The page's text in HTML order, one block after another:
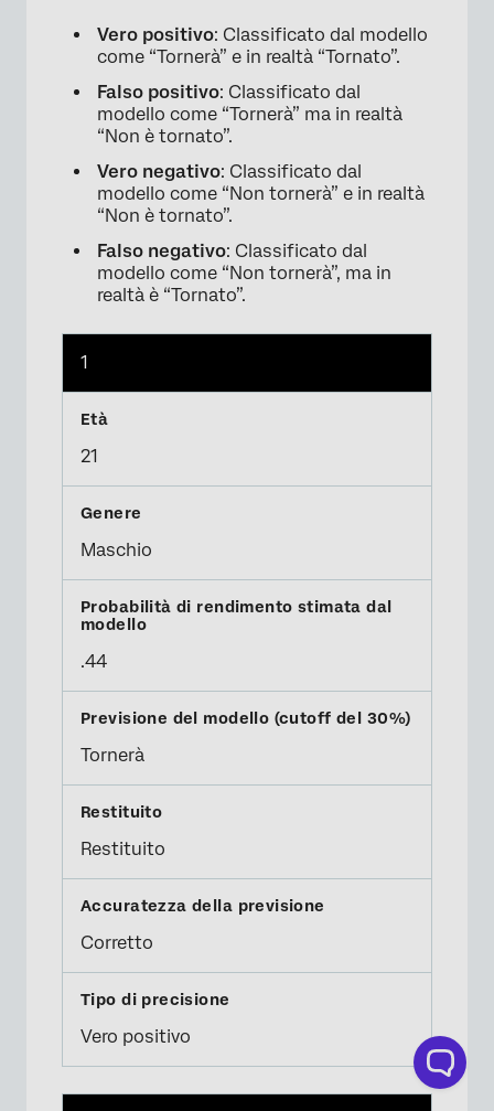
Vero positivo: Classificato dal modello
come “Tornerà” e in realtà “Tornato”.
Falso positivo: Classificato dal
modello come “Tornerà” ma in realtà
“Non è tornato”.
Vero negativo: Classificato dal
modello come “Non tornerà” e in realtà
“Non è tornato”.
Falso negativo: Classificato dal
modello come “Non tornerà”, ma in
realtà è “Tornato”.
1
21
Maschio
.44
Tornerà
Restituito
Corretto
Vero positivo